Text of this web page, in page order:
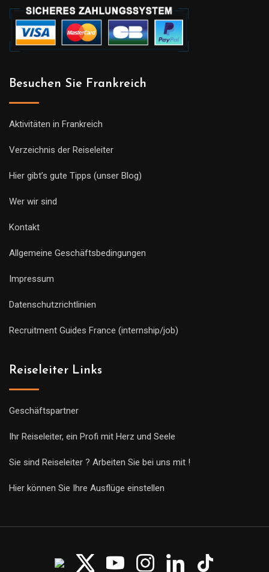
Besuchen Sie Frankreich
Aktivitäten in Frankreich
Verzeichnis der Reiseleiter
Hier gibt’s gute Tipps (unser Blog)
Wer wir sind
Kontakt
Allgemeine Geschäftsbedingungen
Impressum
Datenschutzrichtlinien
Recruitment Guides France (internship/job)
Reiseleiter Links
Geschäftspartner
Ihr Reiseleiter, ein Profi mit Herz und Seele
Sie sind Reiseleiter ? Arbeiten Sie bei uns mit !
Hier können Sie Ihre Ausflüge einstellen